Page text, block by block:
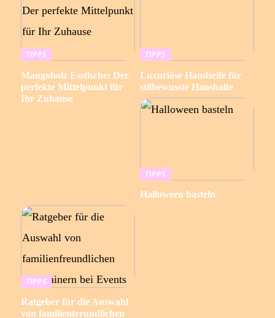
TIPPS
Mangoholz Esstische: Der
perfekte Mittelpunkt für
Ihr Zuhause
TIPPS
Luxuriöse Handseife für
stilbewusste Haushalte
TIPPS
Halloween basteln
TIPPS
Ratgeber für die Auswahl
von familienfreundlichen